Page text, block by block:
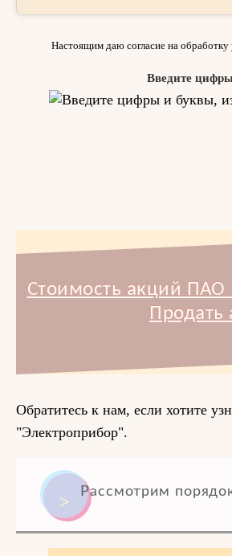
Настоящим даю согласие на
Введите
Стоимость акций ПАО
Обратитесь к нам, если хотите
"Электроприбор".
Рассмотрим